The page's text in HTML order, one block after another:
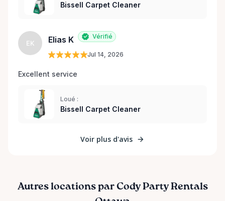
Bissell Carpet Cleaner
EK Elias K Vérifié
Jul 14, 2026
Excellent service
Loué :
Bissell Carpet Cleaner
Voir plus d'avis
Autres locations par Cody Party Rentals